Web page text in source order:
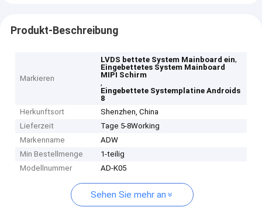
Produkt-Beschreibung
Markieren
LVDS bettete System Mainboard ein,
Eingebettetes System Mainboard
MIPI Schirm
,
Eingebettete Systemplatine Androids
8
Herkunftsort
Shenzhen, China
Lieferzeit
Tage 5-8Working
Markenname
ADW
Min Bestellmenge
1-teilig
Modellnummer
AD-K05
Sehen Sie mehr an